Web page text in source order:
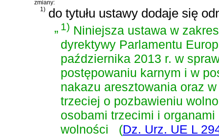
zmiany:
1) do tytułu ustawy dodaje się
„1) Niniejsza ustawa w
dyrektywy Parlamentu
października 2013 r. w
postępowaniu karnym i w
nakazu aresztowania oraz
trzeciej o pozbawieniu
osobami trzecimi i
wolności
(Dz. Urz. UE L